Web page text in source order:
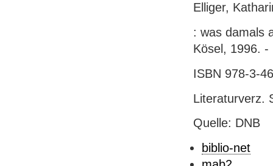
Elliger,
: was damals
Kösel, 1996.
ISBN 978-3-
Literaturverz.
Quelle: DNB
biblio-net